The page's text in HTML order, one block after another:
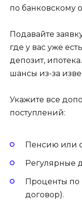
по банковскому
Подавайте
где у вас уже
депозит,
шансы из-за
Укажите все
поступлений:
Пенсию или
Регулярные
Проценты по
договор).